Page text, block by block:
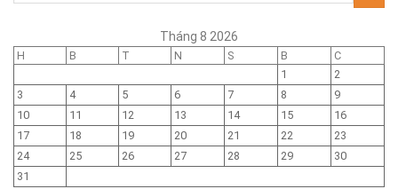
Tháng 8 2026
H B T N S B
C
1
2
3
4 5 6 7 8
9
10
11 12 13 14 15
16
17
18 19 20 21 22
23
24
25 26 27 28 29
30
31